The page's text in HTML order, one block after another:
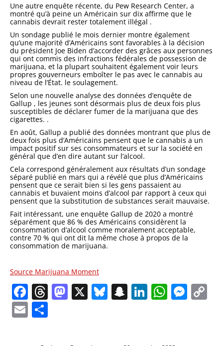
Une autre enquête récente, du Pew Research Center, a
montré qu’à peine un Américain sur dix affirme que le
cannabis devrait rester totalement illégal .
Un sondage publié le mois dernier montre également
qu’une majorité d’Américains sont favorables à la décision
du président Joe Biden d’accorder des grâces aux personnes
qui ont commis des infractions fédérales de possession de
marijuana, et la plupart souhaitent également voir leurs
propres gouverneurs emboîter le pas avec le cannabis au
niveau de l’État. le soulagement.
Selon une nouvelle analyse des données d’enquête de
Gallup , les jeunes sont désormais plus de deux fois plus
susceptibles de déclarer fumer de la marijuana que des
cigarettes. .
En août, Gallup a publié des données montrant que plus de
deux fois plus d’Américains pensent que le cannabis a un
impact positifsur ses consommateurs et sur la société en
général que d’en dire autant sur l’alcool.
Cela correspond généralement aux résultats d’un sondage
séparé publié en mars qui a révélé que plus d’Américains
pensent que ce serait bien si les gens passaient au
cannabis et buvaient moins d’alcool par rapport à ceux qui
pensent que la substitution de substances serait mauvaise.
Fait intéressant, une enquête Gallup de 2020 a montré
séparément que 86 % des Américains considèrent la
consommation d’alcool comme moralement acceptable,
contre 70 % qui ont dit la même chose à propos de la
consommation de marijuana.
Source Marijuana Moment
Facebook
Threads
Mastodon
X Bluesky
Snapchat
LinkedIn
Email